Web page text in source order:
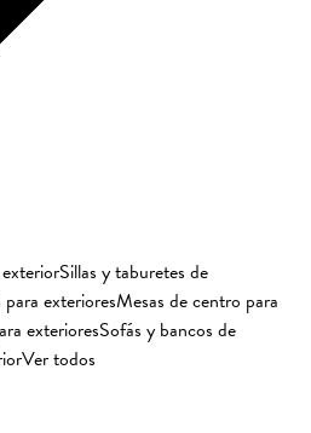
Sillas y taburetes de
exterioresMesas de centro para
exterioresSofás y bancos de
Ver todos